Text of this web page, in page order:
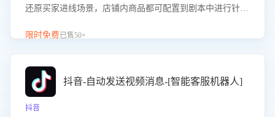
还原买家进线场景，店铺内商品都可配置到剧本中进行针对
击 “立即开通”，快速获取影音影像类目剧本，一键开启客服
限时免费已售50+
抖音-自动发送视频消息-[智能客服机器人]
抖音